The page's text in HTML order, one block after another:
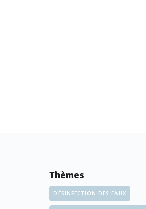
Thèmes
DÉSINFECTION DES EAUX